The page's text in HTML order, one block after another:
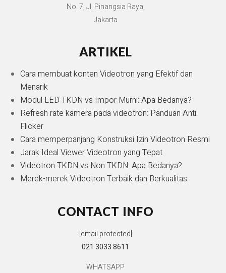
No. 7, Jl. Pinangsia Raya,
Jakarta
ARTIKEL
Cara membuat konten Videotron yang Efektif dan
Menarik
Modul LED TKDN vs Impor Murni: Apa Bedanya?
Refresh rate kamera pada videotron: Panduan Anti
Flicker
Cara memperpanjang Konstruksi Izin Videotron Resmi
Jarak Ideal Viewer Videotron yang Tepat
Videotron TKDN vs Non TKDN: Apa Bedanya?
Merek-merek Videotron Terbaik dan Berkualitas
CONTACT INFO
[email protected]
021 3033 8611
WHATSAPP